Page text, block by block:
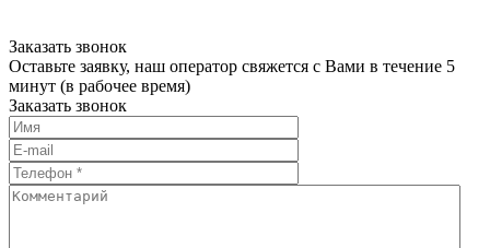
Заказать звонок
Оставьте заявку, наш оператор свяжется с Вами в течение 5
минут (в рабочее время)
Заказать звонок